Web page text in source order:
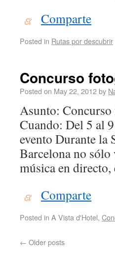
Comparte
Posted in Rutas por descubrir
Concurso
Posted on May 22, 2012by
Asunto:
Cuando: Del 5 al
evento Durante la
Barcelona no
música en
Comparte
Posted in A Vista d'Hotel,
← Older posts